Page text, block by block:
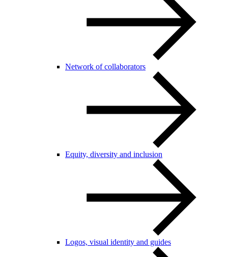
Network of collaborators
Equity, diversity and inclusion
Logos, visual identity and guides